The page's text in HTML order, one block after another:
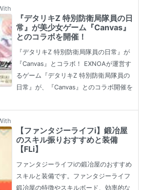
『デタリキZ 特別防衛局隊員の日
常』が美少女ゲーム『Canvas』
とのコラボを開催！
『デタリキZ 特別防衛局隊員の日常』が
『Canvas』とコラボ！ EXNOAが運営す
るゲーム『デタリキZ 特別防衛局隊員の
日常』が、『Canvas』とのコラボ開催を
【ファンタジーライフi】鍛冶屋
のスキル振りおすすめと装備
【FLi】
ファンタジーライフiの鍛冶屋のおすすめ
スキルと装備です。ファンタジーライフ
鍛冶屋の特徴やスキルボード、効率的な